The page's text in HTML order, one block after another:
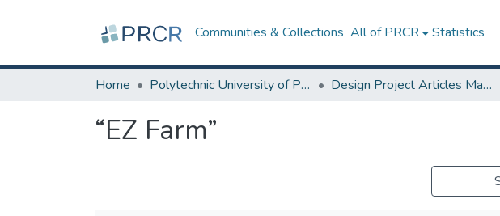
Communities & Collections All of PRCR Statistics
Home Polytechnic University of Puerto Rico Design Project Articles Master Degree
“EZ Farm”